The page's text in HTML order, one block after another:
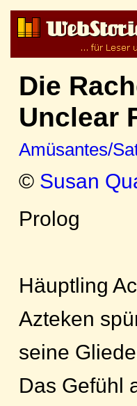
Die
Unclear
Amüsantes/
© Susan
Prolog
Häuptling
Azteken
seine
Das Gefühl